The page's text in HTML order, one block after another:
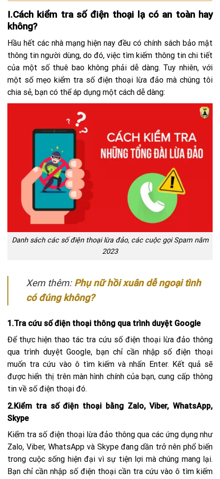
I.Cách kiểm tra số điện thoại lạ có an toàn hay
không?
Hầu hết các nhà mạng hiện nay đều có chính sách bảo mật
thông tin người dùng, do đó, việc tìm kiếm thông tin chi tiết
của một số thuê bao không phải dễ dàng. Tuy nhiên, với
một số mẹo kiểm tra số điện thoại lừa đảo mà chúng tôi
chia sẻ, bạn có thể áp dụng một cách dễ dàng:
Danh sách các số điện thoại lừa đảo, các cuộc gọi Spam năm
2023
Xem thêm: Phụ nữ hồi xuân dễ ngoại tình
có đúng không?
1.Tra cứu số điện thoại thông qua trình duyệt Google
Để thực hiện thao tác tra cứu số điện thoại lừa đảo thông
qua trình duyệt Google, bạn chỉ cần nhập số điện thoại
muốn tra cứu vào ô tìm kiếm và nhấn Enter. Kết quả sẽ
được hiển thị trên màn hình chính của bạn, cung cấp thông
tin về số điện thoại đó.
2.Kiểm tra số điện thoại bằng Zalo, Viber, WhatsApp,
Skype
Kiểm tra số điện thoại lừa đảo thông qua các ứng dụng như
Zalo, Viber, WhatsApp và Skype đang dần trở nên phổ biến
trong cuộc sống hiện đại vì sự tiện lợi mà chúng mang lại.
Bạn chỉ cần nhập số điện thoại cần tra cứu vào ô tìm kiếm